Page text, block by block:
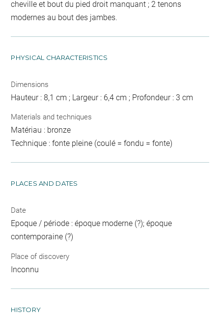
cheville et bout du pied droit manquant ; 2 tenons
modernes au bout des jambes.
PHYSICAL CHARACTERISTICS
Dimensions
Hauteur : 8,1 cm ; Largeur : 6,4 cm ; Profondeur : 3 cm
Materials and techniques
Matériau : bronze
Technique : fonte pleine (coulé = fondu = fonte)
PLACES AND DATES
Date
Epoque / période : époque moderne (?); époque
contemporaine (?)
Place of discovery
Inconnu
HISTORY